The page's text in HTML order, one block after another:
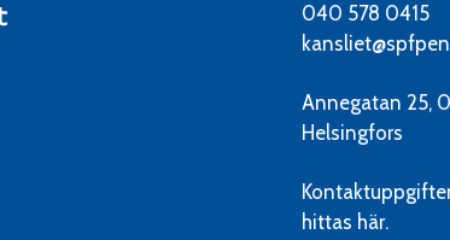
040 578 0415
Annegatan 25,
Helsingfors
hittas här.